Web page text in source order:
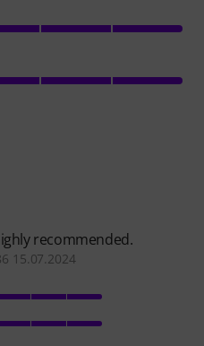
recommended.
15.07.2024